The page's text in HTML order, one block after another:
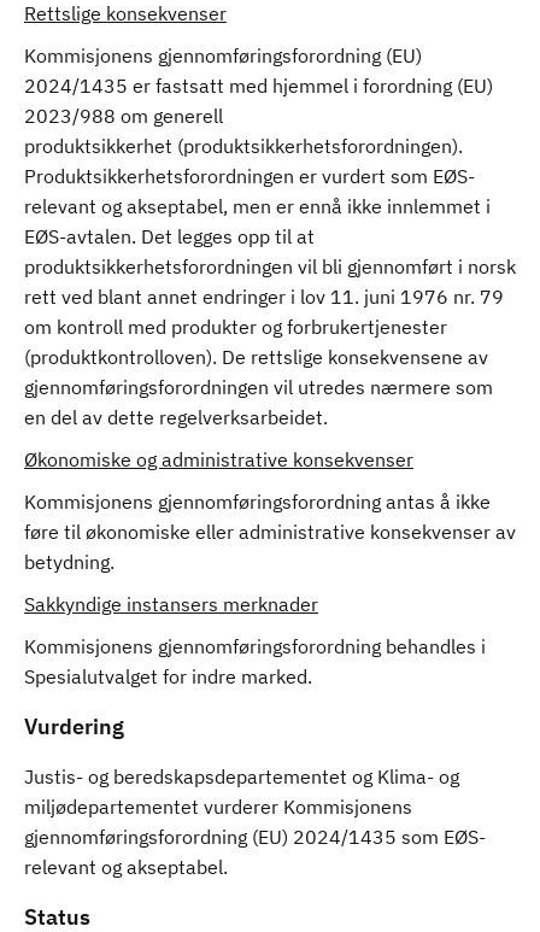
Rettslige konsekvenser
Kommisjonens gjennomføringsforordning (EU)
2024/1435 er fastsatt med hjemmel i forordning (EU)
2023/988 om generell
produktsikkerhet (produktsikkerhetsforordningen).
Produktsikkerhetsforordningen er vurdert som EØS-
relevant og akseptabel, men er ennå ikke innlemmet i
EØS-avtalen. Det legges opp til at
produktsikkerhetsforordningen vil bli gjennomført i norsk
rett ved blant annet endringer i lov 11. juni 1976 nr. 79
om kontroll med produkter og forbrukertjenester
(produktkontrolloven). De rettslige konsekvensene av
gjennomføringsforordningen vil utredes nærmere som
en del av dette regelverksarbeidet.
Økonomiske og administrative konsekvenser
Kommisjonens gjennomføringsforordning antas å ikke
føre til økonomiske eller administrative konsekvenser av
betydning.
Sakkyndige instansers merknader
Kommisjonens gjennomføringsforordning behandles i
Spesialutvalget for indre marked.
Vurdering
Justis- og beredskapsdepartementet og Klima- og
miljødepartementet vurderer Kommisjonens
gjennomføringsforordning (EU) 2024/1435 som EØS-
relevant og akseptabel.
Status